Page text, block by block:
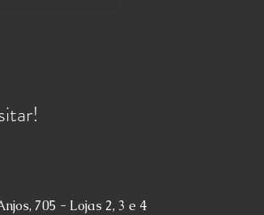
705 - Lojas 2, 3 e 4